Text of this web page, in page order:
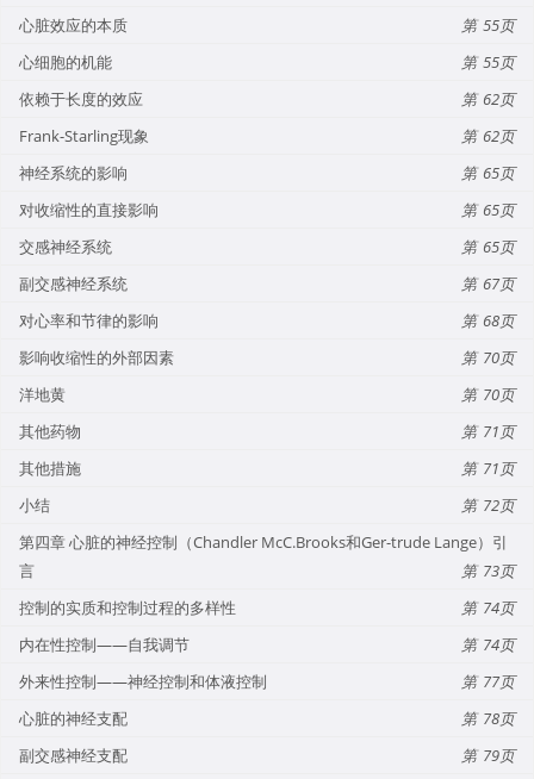
心脏效应的本质
55
心细胞的机能
55
依赖于长度的效应
62
Frank-Starling现象
62
神经系统的影响
65
对收缩性的直接影响
65
交感神经系统
65
副交感神经系统
67
对心率和节律的影响
68
影响收缩性的外部因素
70
洋地黄
70
其他药物
71
其他措施
71
小结
72
第四章 心脏的神经控制（Chandler McC.Brooks和Ger-trude Lange）引
言
73
控制的实质和控制过程的多样性
74
内在性控制——自我调节
74
外来性控制——神经控制和体液控制
77
心脏的神经支配
78
副交感神经支配
79